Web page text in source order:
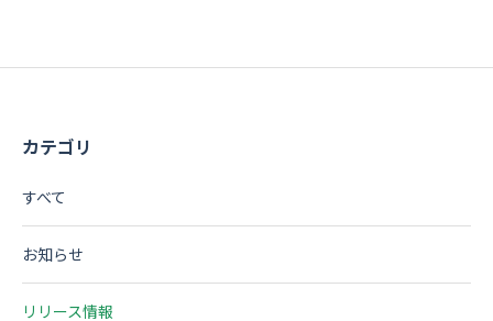
カテゴリ
すべて
お知らせ
リリース情報